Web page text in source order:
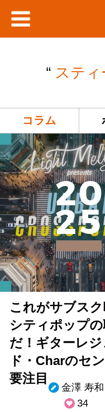
“ ステ
コラム
20
25
これがサブス
シティポップ
だ！ギターレジ
ド・Charのセ
要注目
金澤 寿和
34